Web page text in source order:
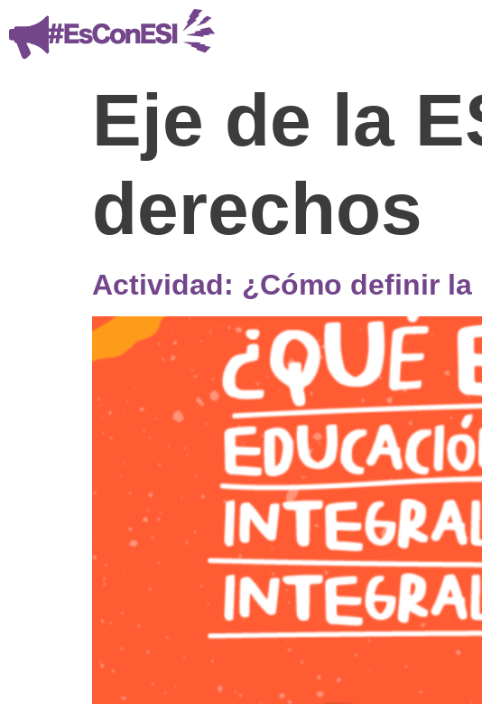
Eje de la
derechos
Actividad: ¿Cómo definir la